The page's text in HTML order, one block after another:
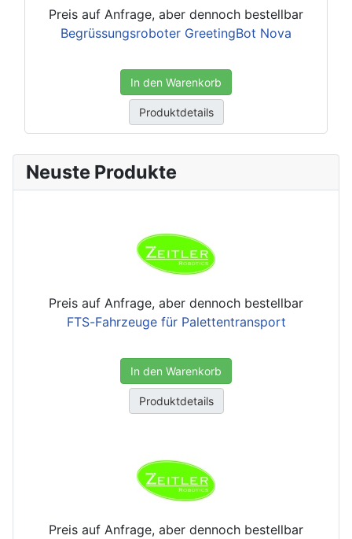
Preis auf Anfrage, aber dennoch bestellbar
Begrüssungsroboter GreetingBot Nova
In den Warenkorb
Produktdetails
Neuste Produkte
Preis auf Anfrage, aber dennoch bestellbar
FTS-Fahrzeuge für Palettentransport
In den Warenkorb
Produktdetails
Preis auf Anfrage, aber dennoch bestellbar